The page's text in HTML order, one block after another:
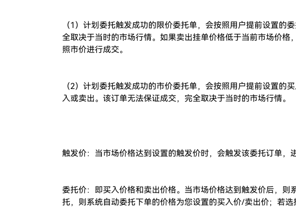
（1）计划委托触发成功的限价委托单，会按照用户提前设置的
全取决于当时的市场行情。如果卖出挂单价格低于当前市场价格
照市价进行成交。
（2）计划委托触发成功的市价委托单，会按照用户提前设置的
入或卖出。该订单无法保证成交，完全取决于当时的市场行情。
触发价：当市场价格达到设置的触发价时，会触发该委托订单，
委托价：即买入价格和卖出价格。当市场价格达到触发价后，则
托，则系统自动委托下单的价格为您设置的买入价/卖出价；若